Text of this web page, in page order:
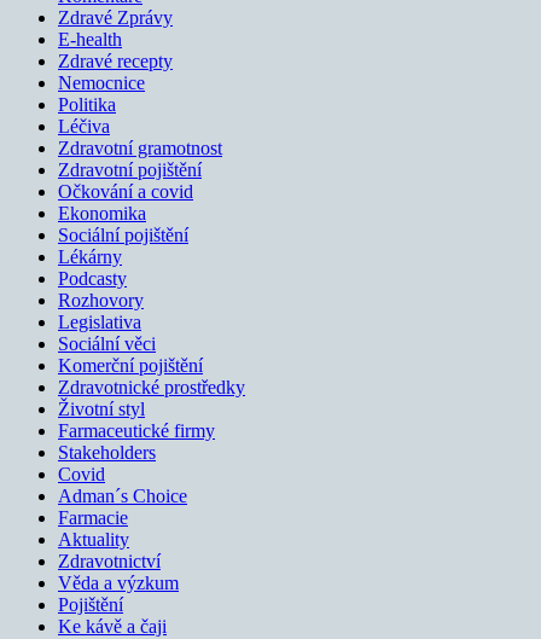
Zdravé Zprávy
E-health
Zdravé recepty
Nemocnice
Politika
Léčiva
Zdravotní gramotnost
Zdravotní pojištění
Očkování a covid
Ekonomika
Sociální pojištění
Lékárny
Podcasty
Rozhovory
Legislativa
Sociální věci
Komerční pojištění
Zdravotnické prostředky
Životní styl
Farmaceutické firmy
Stakeholders
Covid
Adman´s Choice
Farmacie
Aktuality
Zdravotnictví
Věda a výzkum
Pojištění
Ke kávě a čaji